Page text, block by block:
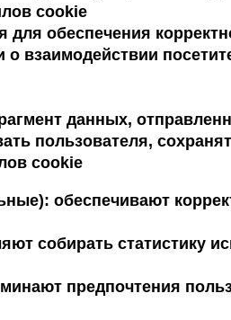
cookie
обеспечения
взаимодействии
данных,
пользователя,
cookie
обеспечивают
собирать статистику
предпочтения